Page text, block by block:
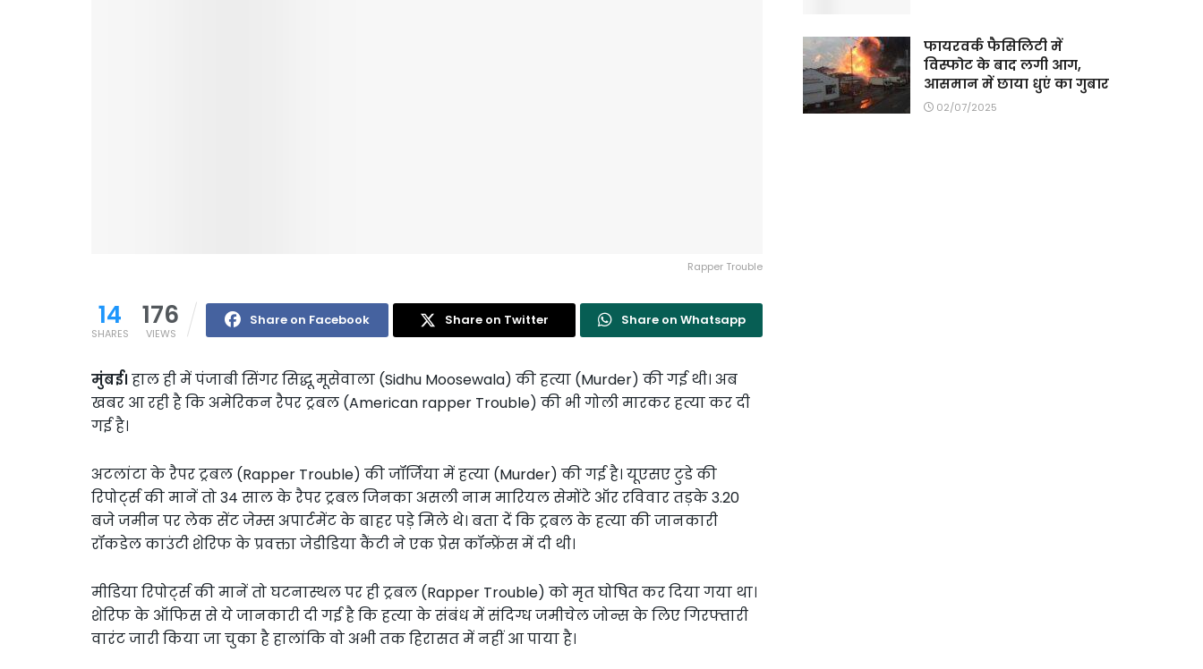
Rapper Trouble
14
SHARES
176
VIEWS
Share on Facebook Share on Twitter Share on Whatsapp
मुंबई। हाल ही में पंजाबी सिंगर सिद्धू मूसेवाला (Sidhu Moosewala) की हत्या (Murder) की गई थी। अब
खबर आ रही है कि अमेरिकन रैपर ट्रबल (American rapper Trouble) की भी गोली मारकर हत्या कर दी
गई है।
अटलांटा के रैपर ट्रबल (Rapper Trouble) की जॉर्जिया में हत्या (Murder) की गई है। यूएसए टुडे की
रिपोर्ट्स की मानें तो 34 साल के रैपर ट्रबल जिनका असली नाम मारियल सेमोंटे ऑर रविवार तड़के 3.20
बजे जमीन पर लेक सेंट जेम्स अपार्टमेंट के बाहर पड़े मिले थे। बता दें कि ट्रबल के हत्या की जानकारी
रॉकडेल काउंटी शेरिफ के प्रवक्ता जेडीडिया कैंटी ने एक प्रेस कॉन्फ्रेंस में दी थी।
मीडिया रिपोर्ट्स की मानें तो घटनास्थल पर ही ट्रबल (Rapper Trouble) को मृत घोषित कर दिया गया था।
शेरिफ के ऑफिस से ये जानकारी दी गई है कि हत्या के संबंध में संदिग्ध जमीचेल जोन्स के लिए गिरफ्तारी
वारंट जारी किया जा चुका है हालांकि वो अभी तक हिरासत में नहीं आ पाया है।
फायरवर्क फैसिलिटी में
विस्फोट के बाद लगी आग,
आसमान में छाया धुएं का गुबार
02/07/2025